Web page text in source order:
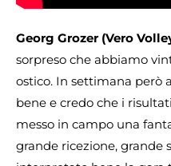
Georg Grozer (Vero
sorpreso che abbiamo
ostico. In settimana però
bene e credo che i
messo in campo una
grande ricezione, grande